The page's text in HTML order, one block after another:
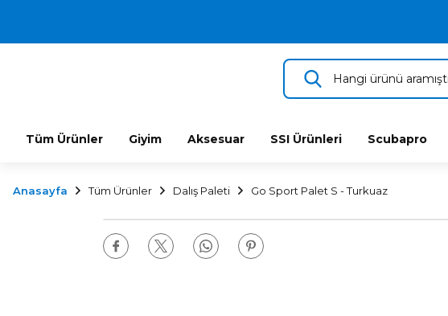
KAMPANYALI TAKSİTLİ SATIŞ
Tüm Ürünler Giyim Aksesuar SSI Ürünleri Scubapro
Anasayfa Tüm Ürünler Dalış Paleti Go Sport Palet S - Turkuaz